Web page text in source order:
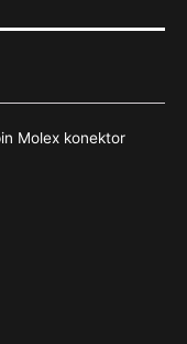
Molex konektor